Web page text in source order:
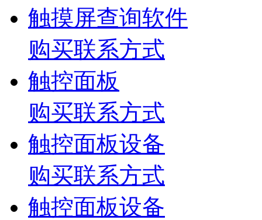
触摸屏查询软件
购买联系方式
触控面板
购买联系方式
触控面板设备
购买联系方式
触控面板设备